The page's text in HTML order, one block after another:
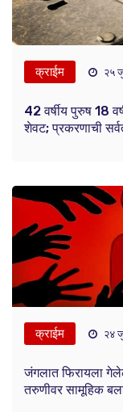
क्राईम २५
42 वर्षीय पुरुष 18
शेवट; प्रकरणाची
क्राईम २४
जंगलात फिरायला
तरुणीवर सामूहिक